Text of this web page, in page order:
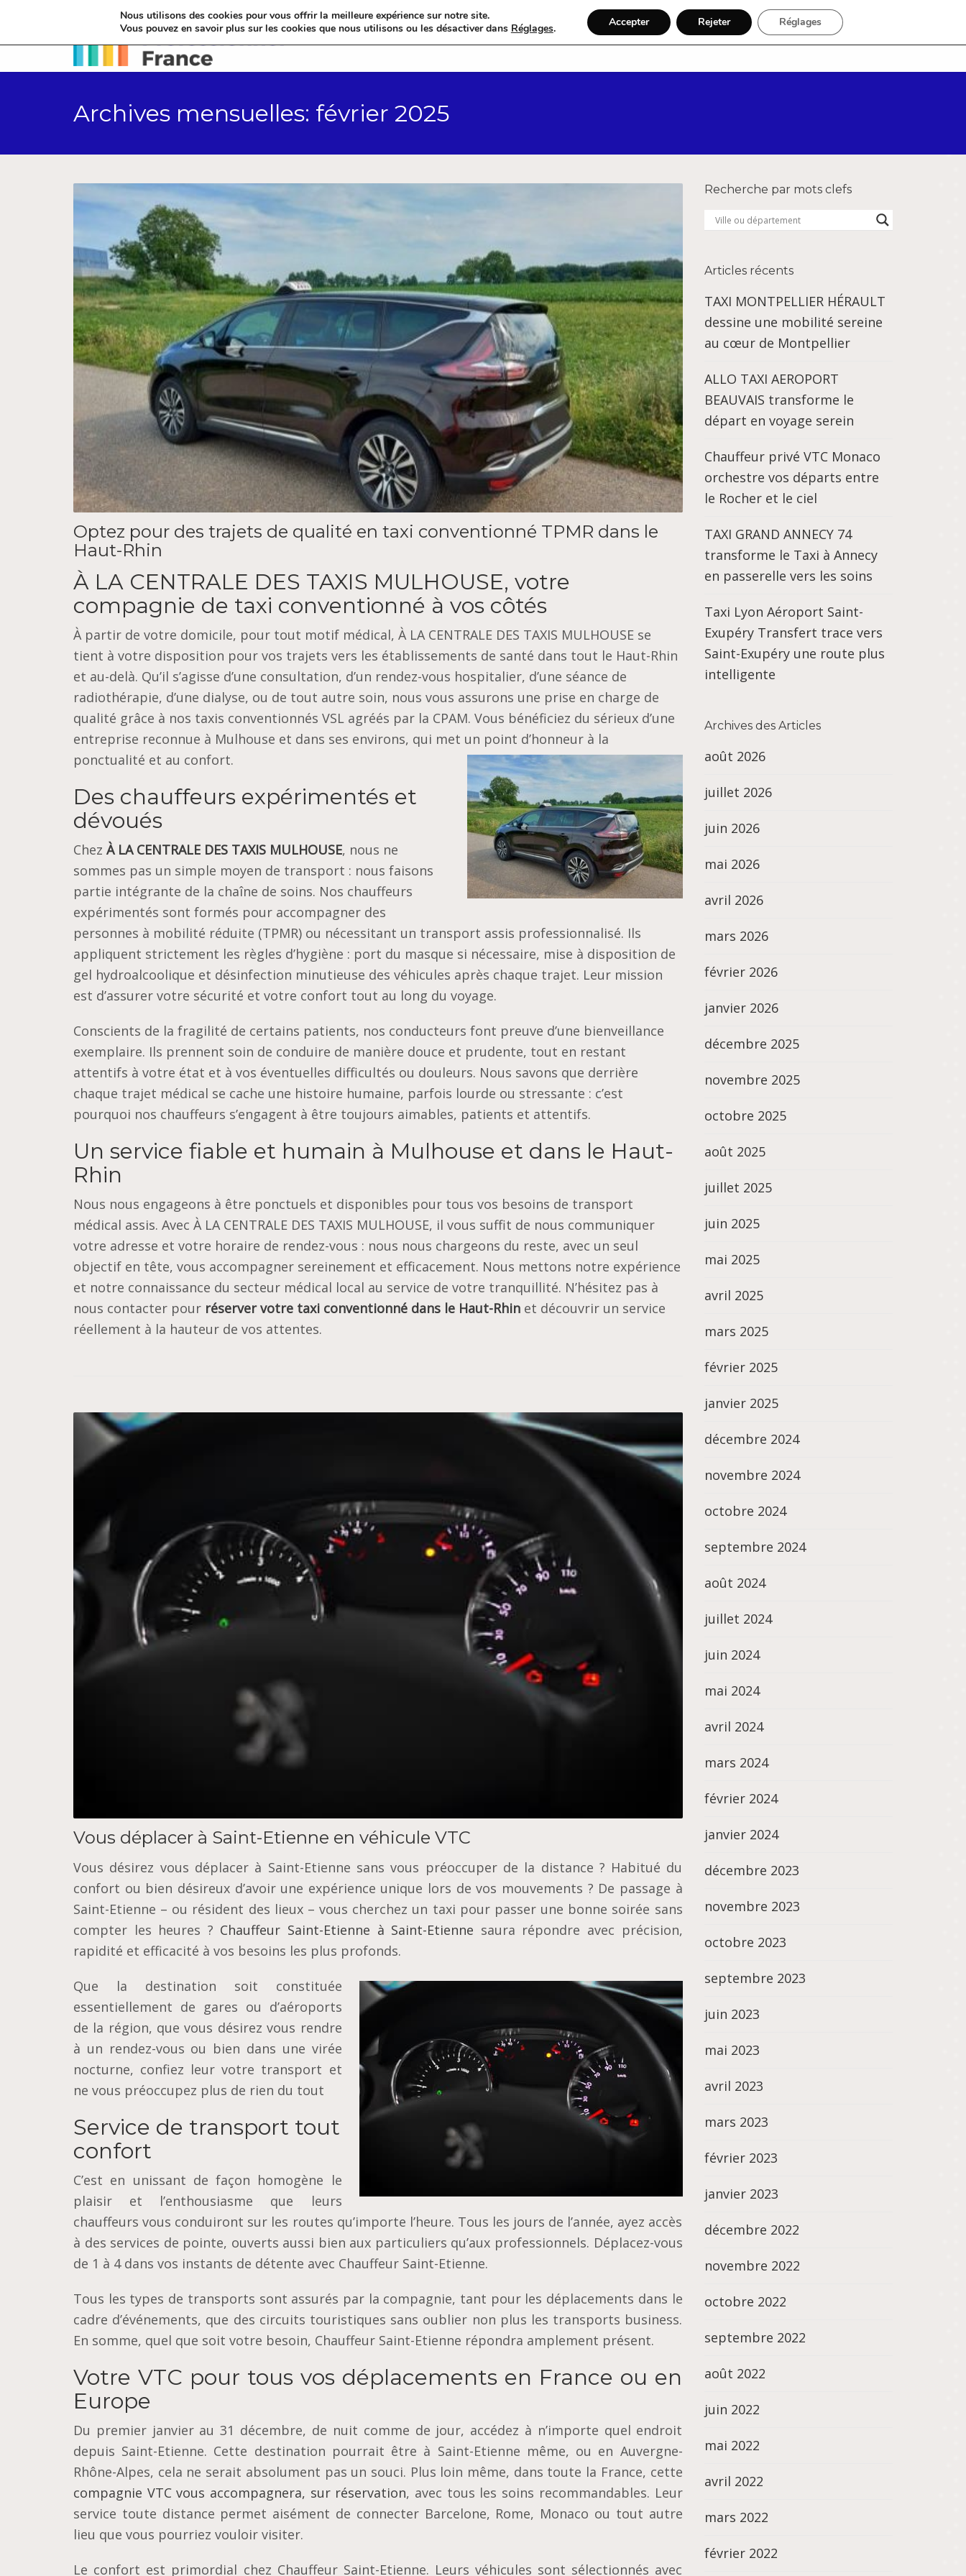
Accueil Catégories Par région Inscription
Archives mensuelles: février 2025
Optez pour des trajets de qualité en taxi conventionné TPMR dans le
Haut-Rhin
À LA CENTRALE DES TAXIS MULHOUSE, votre
compagnie de taxi conventionné à vos côtés
À partir de votre domicile, pour tout motif médical, À LA CENTRALE DES TAXIS MULHOUSE se
tient à votre disposition pour vos trajets vers les établissements de santé dans tout le Haut-Rhin
et au-delà. Qu’il s’agisse d’une consultation, d’un rendez-vous hospitalier, d’une séance de
radiothérapie, d’une dialyse, ou de tout autre soin, nous vous assurons une prise en charge de
qualité grâce à nos taxis conventionnés VSL agréés par la CPAM. Vous bénéficiez du sérieux d’une
entreprise reconnue à Mulhouse et dans ses environs, qui met un point d’honneur à la
ponctualité et au confort.
Des chauffeurs expérimentés et
dévoués
Chez À LA CENTRALE DES TAXIS MULHOUSE, nous ne
sommes pas un simple moyen de transport : nous faisons
partie intégrante de la chaîne de soins. Nos chauffeurs
expérimentés sont formés pour accompagner des
personnes à mobilité réduite (TPMR) ou nécessitant un transport assis professionnalisé. Ils
appliquent strictement les règles d’hygiène : port du masque si nécessaire, mise à disposition de
gel hydroalcoolique et désinfection minutieuse des véhicules après chaque trajet. Leur mission
est d’assurer votre sécurité et votre confort tout au long du voyage.
Conscients de la fragilité de certains patients, nos conducteurs font preuve d’une bienveillance
exemplaire. Ils prennent soin de conduire de manière douce et prudente, tout en restant
attentifs à votre état et à vos éventuelles difficultés ou douleurs. Nous savons que derrière
chaque trajet médical se cache une histoire humaine, parfois lourde ou stressante : c’est
pourquoi nos chauffeurs s’engagent à être toujours aimables, patients et attentifs.
Un service fiable et humain à Mulhouse et dans le Haut-
Rhin
Nous nous engageons à être ponctuels et disponibles pour tous vos besoins de transport
médical assis. Avec À LA CENTRALE DES TAXIS MULHOUSE, il vous suffit de nous communiquer
votre adresse et votre horaire de rendez-vous : nous nous chargeons du reste, avec un seul
objectif en tête, vous accompagner sereinement et efficacement. Nous mettons notre expérience
et notre connaissance du secteur médical local au service de votre tranquillité. N’hésitez pas à
nous contacter pour réserver votre taxi conventionné dans le Haut-Rhin et découvrir un service
réellement à la hauteur de vos attentes.
Vous déplacer à Saint-Etienne en véhicule VTC
Vous désirez vous déplacer à Saint-Etienne sans vous préoccuper de la distance ? Habitué du
confort ou bien désireux d’avoir une expérience unique lors de vos mouvements ? De passage à
Saint-Etienne – ou résident des lieux – vous cherchez un taxi pour passer une bonne soirée sans
compter les heures ? Chauffeur Saint-Etienne à Saint-Etienne saura répondre avec précision,
rapidité et efficacité à vos besoins les plus profonds.
Que la destination soit constituée
essentiellement de gares ou d’aéroports
de la région, que vous désirez vous rendre
à un rendez-vous ou bien dans une virée
nocturne, confiez leur votre transport et
ne vous préoccupez plus de rien du tout
Service de transport tout
confort
C’est en unissant de façon homogène le
plaisir et l’enthousiasme que leurs
chauffeurs vous conduiront sur les routes qu’importe l’heure. Tous les jours de l’année, ayez accès
à des services de pointe, ouverts aussi bien aux particuliers qu’aux professionnels. Déplacez-vous
de 1 à 4 dans vos instants de détente avec Chauffeur Saint-Etienne.
Tous les types de transports sont assurés par la compagnie, tant pour les déplacements dans le
cadre d’événements, que des circuits touristiques sans oublier non plus les transports business.
En somme, quel que soit votre besoin, Chauffeur Saint-Etienne répondra amplement présent.
Votre VTC pour tous vos déplacements en France ou en
Europe
Du premier janvier au 31 décembre, de nuit comme de jour, accédez à n’importe quel endroit
depuis Saint-Etienne. Cette destination pourrait être à Saint-Etienne même, ou en Auvergne-
Rhône-Alpes, cela ne serait absolument pas un souci. Plus loin même, dans toute la France, cette
compagnie VTC vous accompagnera, sur réservation, avec tous les soins recommandables. Leur
service toute distance permet aisément de connecter Barcelone, Rome, Monaco ou tout autre
lieu que vous pourriez vouloir visiter.
Le confort est primordial chez Chauffeur Saint-Etienne. Leurs véhicules sont sélectionnés avec
Recherche par mots clefs
Articles récents
TAXI MONTPELLIER HÉRAULT
dessine une mobilité sereine
au cœur de Montpellier
ALLO TAXI AEROPORT
BEAUVAIS transforme le
départ en voyage serein
Chauffeur privé VTC Monaco
orchestre vos départs entre
le Rocher et le ciel
TAXI GRAND ANNECY 74
transforme le Taxi à Annecy
en passerelle vers les soins
Taxi Lyon Aéroport Saint-
Exupéry Transfert trace vers
Saint-Exupéry une route plus
intelligente
Archives des Articles
août 2026
juillet 2026
juin 2026
mai 2026
avril 2026
mars 2026
février 2026
janvier 2026
décembre 2025
novembre 2025
octobre 2025
août 2025
juillet 2025
juin 2025
mai 2025
avril 2025
mars 2025
février 2025
janvier 2025
décembre 2024
novembre 2024
octobre 2024
septembre 2024
août 2024
juillet 2024
juin 2024
mai 2024
avril 2024
mars 2024
février 2024
janvier 2024
décembre 2023
novembre 2023
octobre 2023
septembre 2023
juin 2023
mai 2023
avril 2023
mars 2023
février 2023
janvier 2023
décembre 2022
novembre 2022
octobre 2022
septembre 2022
août 2022
juin 2022
mai 2022
avril 2022
mars 2022
février 2022
Nous utilisons des cookies pour vous offrir la meilleure expérience sur notre site.
Vous pouvez en savoir plus sur les cookies que nous utilisons ou les désactiver dans Réglages. Accepter Rejeter Réglages